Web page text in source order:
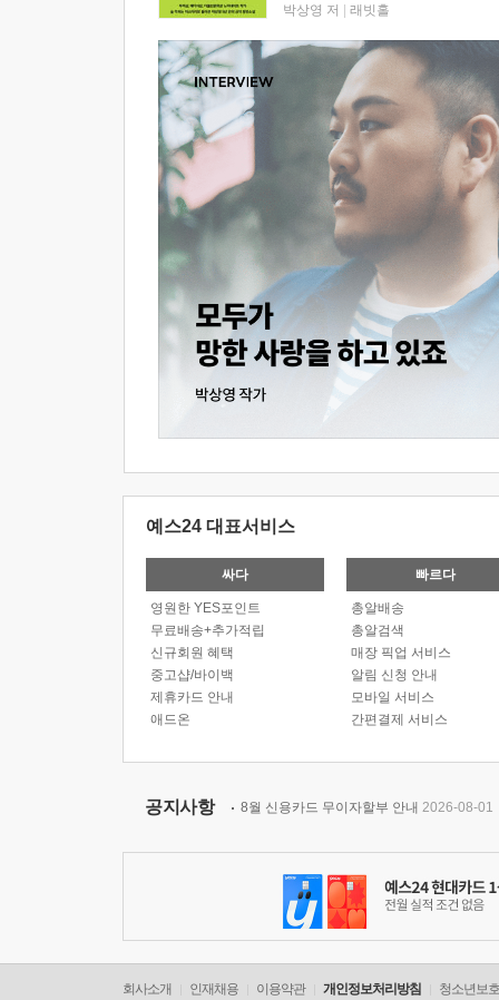
박상영 저 래빗홀
예스24 대표서비스
싸다
영원한 YES포인트
무료배송+추가적립
신규회원 혜택
중고샵/바이백
제휴카드 안내
애드온
빠르다
총알배송
총알검색
매장 픽업 서비스
알림 신청 안내
모바일 서비스
간편결제 서비스
공지사항 8월 신용카드 무이자할부 안내 2026-08-01
회사소개 인재채용 이용약관 개인정보처리방침 청소년보